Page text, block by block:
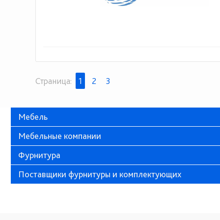
Страница: 1 2 3
Мебель
Мебельные компании
Фурнитура
Поставщики фурнитуры и комплектующих